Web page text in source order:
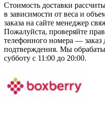
Стоимость доставки
в зависимости от веса и
заказа на сайте менеджер
Пожалуйста, проверяйте
телефонного номера — заказ
подтверждения. Мы
субботу с 11:00 до 20:00.